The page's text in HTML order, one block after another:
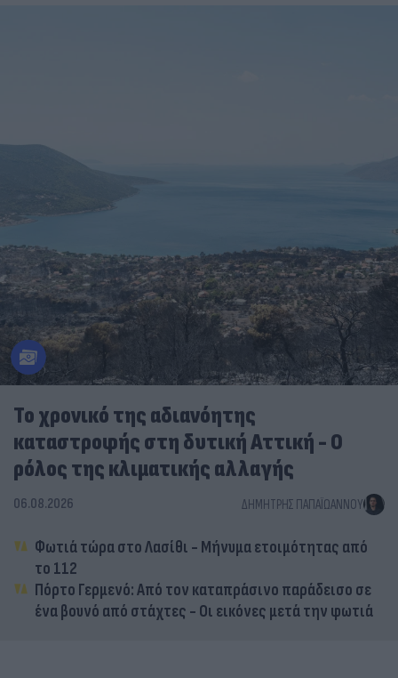
Το χρονικό της αδιανόητης
καταστροφής στη δυτική Αττική - Ο
ρόλος της κλιματικής αλλαγής
06.08.2026 ΔΗΜΉΤΡΗΣ ΠΑΠΑΪΩΆΝΝΟΥ
Φωτιά τώρα στο Λασίθι - Μήνυμα ετοιμότητας από
το 112
Πόρτο Γερμενό: Από τον καταπράσινο παράδεισο σε
ένα βουνό από στάχτες - Οι εικόνες μετά την φωτιά